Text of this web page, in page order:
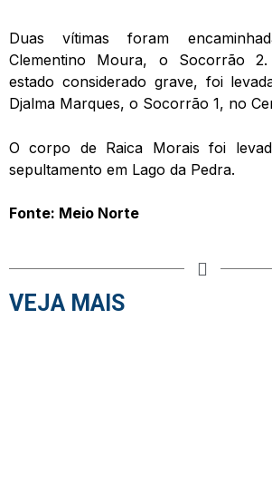
Duas vítimas foram
Clementino Moura, o Socorrão
estado considerado grave, foi
Djalma Marques, o Socorrão 1, no
O corpo de Raica Morais foi
sepultamento em Lago da Pedra.
Fonte: Meio Norte
VEJA MAIS